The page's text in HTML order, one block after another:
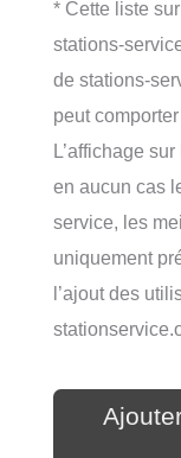
* Cette liste
stations-
de stations-
peut
L’affichage
en aucun cas
service, les
uniquement
l’ajout des